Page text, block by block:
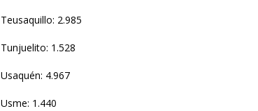
Teusaquillo: 2.985
Tunjuelito: 1.528
Usaquén: 4.967
Usme: 1.440